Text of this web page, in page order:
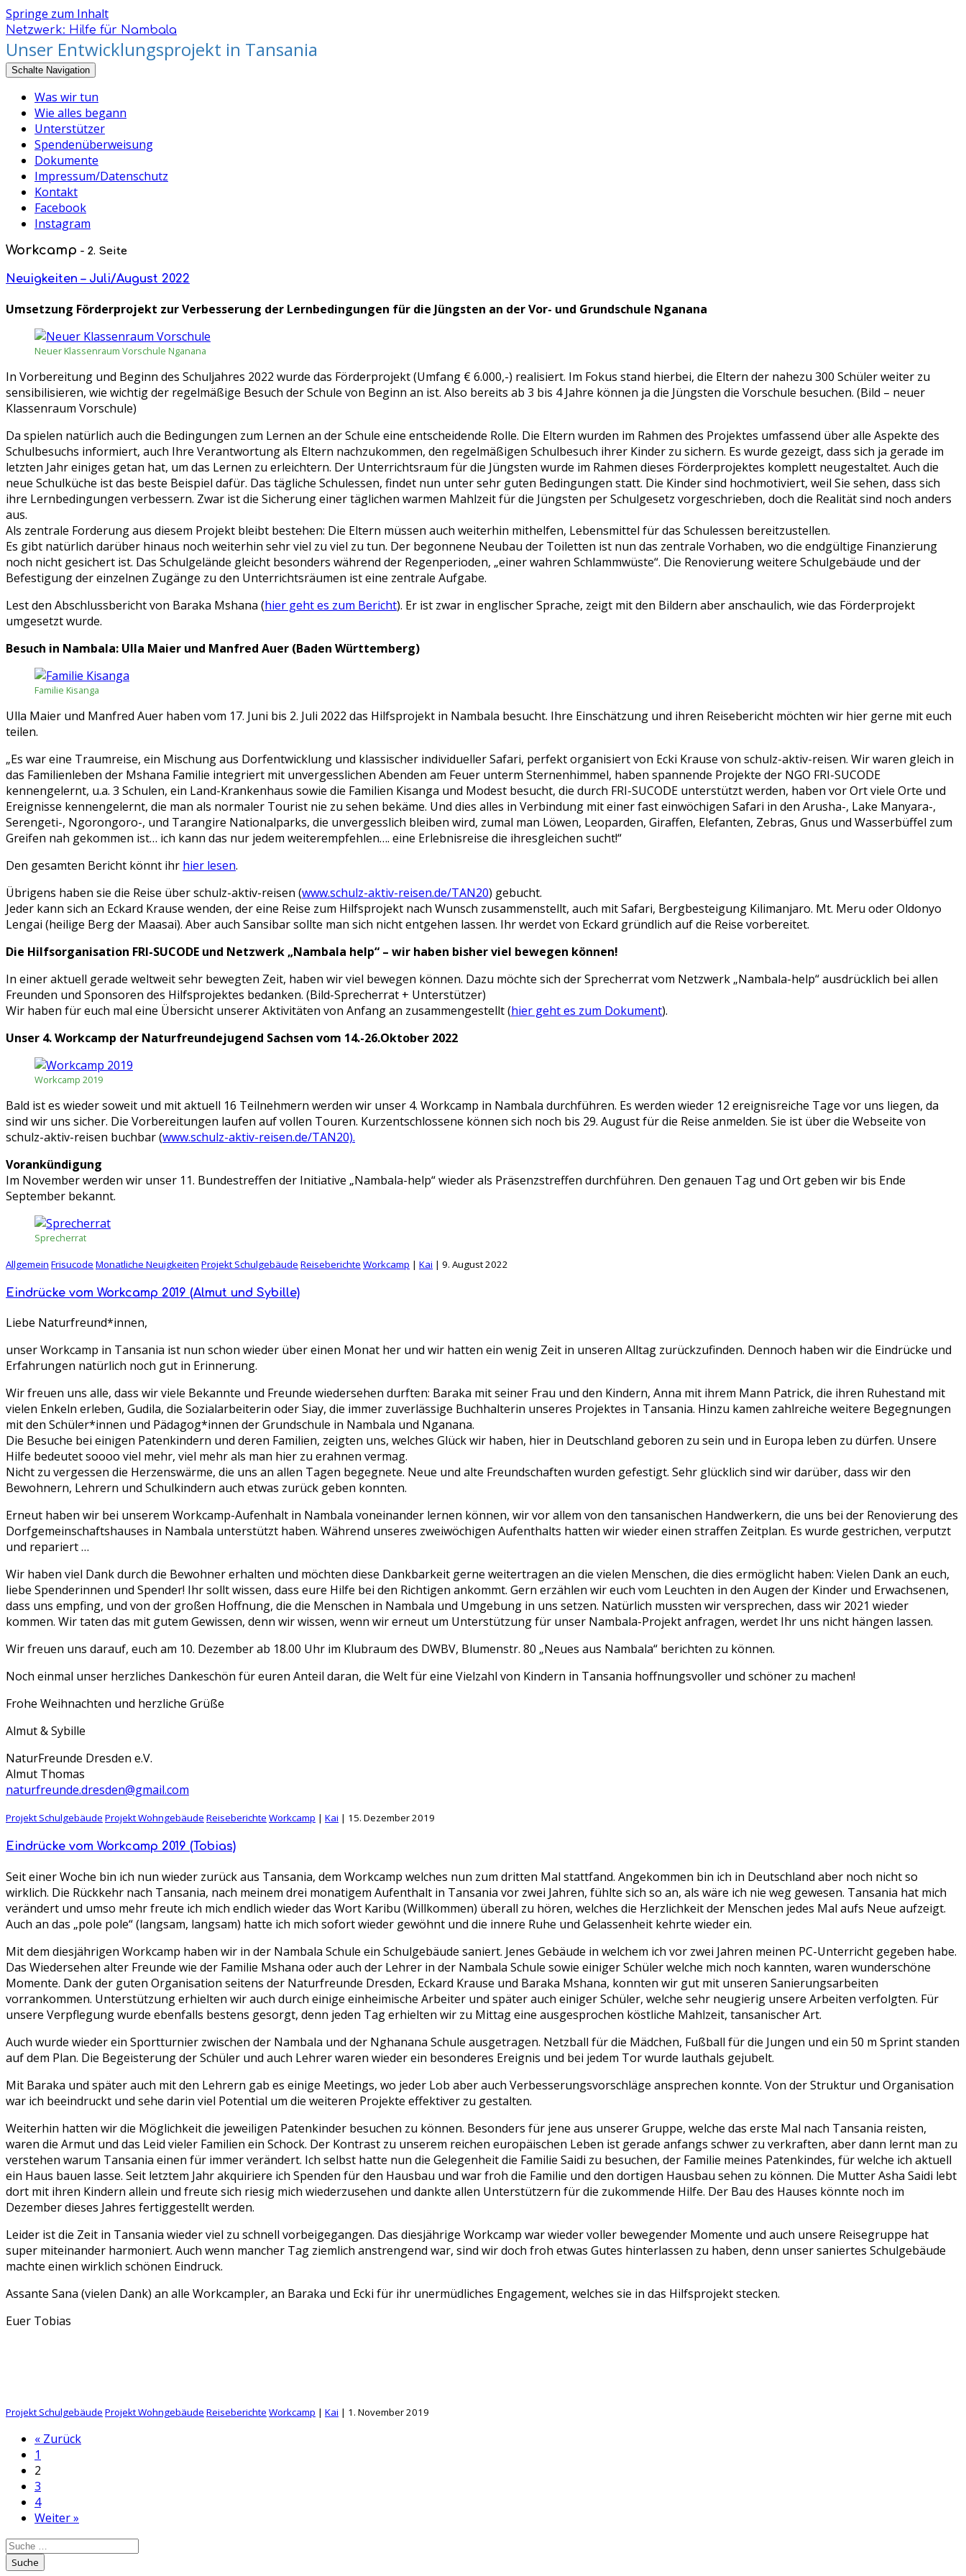
Springe zum Inhalt
Netzwerk: Hilfe für Nambala
Unser Entwicklungsprojekt in Tansania
Schalte Navigation
Was wir tun
Wie alles begann
Unterstützer
Spendenüberweisung
Dokumente
Impressum/Datenschutz
Kontakt
Facebook
Instagram
Workcamp - 2. Seite
Neuigkeiten – Juli/August 2022
Umsetzung Förderprojekt zur Verbesserung der Lernbedingungen für die Jüngsten an der Vor- und Grundschule Nganana
Neuer Klassenraum Vorschule Nganana
In Vorbereitung und Beginn des Schuljahres 2022 wurde das Förderprojekt (Umfang € 6.000,-) realisiert. Im Fokus stand hierbei, die Eltern der nahezu 300 Schüler weiter zu
sensibilisieren, wie wichtig der regelmäßige Besuch der Schule von Beginn an ist. Also bereits ab 3 bis 4 Jahre können ja die Jüngsten die Vorschule besuchen. (Bild – neuer
Klassenraum Vorschule)
Da spielen natürlich auch die Bedingungen zum Lernen an der Schule eine entscheidende Rolle. Die Eltern wurden im Rahmen des Projektes umfassend über alle Aspekte des
Schulbesuchs informiert, auch Ihre Verantwortung als Eltern nachzukommen, den regelmäßigen Schulbesuch ihrer Kinder zu sichern. Es wurde gezeigt, dass sich ja gerade im
letzten Jahr einiges getan hat, um das Lernen zu erleichtern. Der Unterrichtsraum für die Jüngsten wurde im Rahmen dieses Förderprojektes komplett neugestaltet. Auch die
neue Schulküche ist das beste Beispiel dafür. Das tägliche Schulessen, findet nun unter sehr guten Bedingungen statt. Die Kinder sind hochmotiviert, weil Sie sehen, dass sich
ihre Lernbedingungen verbessern. Zwar ist die Sicherung einer täglichen warmen Mahlzeit für die Jüngsten per Schulgesetz vorgeschrieben, doch die Realität sind noch anders
aus.
Als zentrale Forderung aus diesem Projekt bleibt bestehen: Die Eltern müssen auch weiterhin mithelfen, Lebensmittel für das Schulessen bereitzustellen.
Es gibt natürlich darüber hinaus noch weiterhin sehr viel zu viel zu tun. Der begonnene Neubau der Toiletten ist nun das zentrale Vorhaben, wo die endgültige Finanzierung
noch nicht gesichert ist. Das Schulgelände gleicht besonders während der Regenperioden, „einer wahren Schlammwüste“. Die Renovierung weitere Schulgebäude und der
Befestigung der einzelnen Zugänge zu den Unterrichtsräumen ist eine zentrale Aufgabe.
Lest den Abschlussbericht von Baraka Mshana (hier geht es zum Bericht). Er ist zwar in englischer Sprache, zeigt mit den Bildern aber anschaulich, wie das Förderprojekt
umgesetzt wurde.
Besuch in Nambala: Ulla Maier und Manfred Auer (Baden Württemberg)
Familie Kisanga
Ulla Maier und Manfred Auer haben vom 17. Juni bis 2. Juli 2022 das Hilfsprojekt in Nambala besucht. Ihre Einschätzung und ihren Reisebericht möchten wir hier gerne mit euch
teilen.
„Es war eine Traumreise, ein Mischung aus Dorfentwicklung und klassischer individueller Safari, perfekt organisiert von Ecki Krause von schulz-aktiv-reisen. Wir waren gleich in
das Familienleben der Mshana Familie integriert mit unvergesslichen Abenden am Feuer unterm Sternenhimmel, haben spannende Projekte der NGO FRI-SUCODE
kennengelernt, u.a. 3 Schulen, ein Land-Krankenhaus sowie die Familien Kisanga und Modest besucht, die durch FRI-SUCODE unterstützt werden, haben vor Ort viele Orte und
Ereignisse kennengelernt, die man als normaler Tourist nie zu sehen bekäme. Und dies alles in Verbindung mit einer fast einwöchigen Safari in den Arusha-, Lake Manyara-,
Serengeti-, Ngorongoro-, und Tarangire Nationalparks, die unvergesslich bleiben wird, zumal man Löwen, Leoparden, Giraffen, Elefanten, Zebras, Gnus und Wasserbüffel zum
Greifen nah gekommen ist… ich kann das nur jedem weiterempfehlen…. eine Erlebnisreise die ihresgleichen sucht!“
Den gesamten Bericht könnt ihr hier lesen.
Übrigens haben sie die Reise über schulz-aktiv-reisen (www.schulz-aktiv-reisen.de/TAN20) gebucht.
Jeder kann sich an Eckard Krause wenden, der eine Reise zum Hilfsprojekt nach Wunsch zusammenstellt, auch mit Safari, Bergbesteigung Kilimanjaro. Mt. Meru oder Oldonyo
Lengai (heilige Berg der Maasai). Aber auch Sansibar sollte man sich nicht entgehen lassen. Ihr werdet von Eckard gründlich auf die Reise vorbereitet.
Die Hilfsorganisation FRI-SUCODE und Netzwerk „Nambala help“ – wir haben bisher viel bewegen können!
In einer aktuell gerade weltweit sehr bewegten Zeit, haben wir viel bewegen können. Dazu möchte sich der Sprecherrat vom Netzwerk „Nambala-help“ ausdrücklich bei allen
Freunden und Sponsoren des Hilfsprojektes bedanken. (Bild-Sprecherrat + Unterstützer)
Wir haben für euch mal eine Übersicht unserer Aktivitäten von Anfang an zusammengestellt (hier geht es zum Dokument).
Unser 4. Workcamp der Naturfreundejugend Sachsen vom 14.-26.Oktober 2022
Workcamp 2019
Bald ist es wieder soweit und mit aktuell 16 Teilnehmern werden wir unser 4. Workcamp in Nambala durchführen. Es werden wieder 12 ereignisreiche Tage vor uns liegen, da
sind wir uns sicher. Die Vorbereitungen laufen auf vollen Touren. Kurzentschlossene können sich noch bis 29. August für die Reise anmelden. Sie ist über die Webseite von
schulz-aktiv-reisen buchbar (www.schulz-aktiv-reisen.de/TAN20).
Vorankündigung
Im November werden wir unser 11. Bundestreffen der Initiative „Nambala-help“ wieder als Präsenzstreffen durchführen. Den genauen Tag und Ort geben wir bis Ende
September bekannt.
Sprecherrat
Allgemein Frisucode Monatliche Neuigkeiten Projekt Schulgebäude Reiseberichte Workcamp | Kai | 9. August 2022
Eindrücke vom Workcamp 2019 (Almut und Sybille)
Liebe Naturfreund*innen,
unser Workcamp in Tansania ist nun schon wieder über einen Monat her und wir hatten ein wenig Zeit in unseren Alltag zurückzufinden. Dennoch haben wir die Eindrücke und
Erfahrungen natürlich noch gut in Erinnerung.
Wir freuen uns alle, dass wir viele Bekannte und Freunde wiedersehen durften: Baraka mit seiner Frau und den Kindern, Anna mit ihrem Mann Patrick, die ihren Ruhestand mit
vielen Enkeln erleben, Gudila, die Sozialarbeiterin oder Siay, die immer zuverlässige Buchhalterin unseres Projektes in Tansania. Hinzu kamen zahlreiche weitere Begegnungen
mit den Schüler*innen und Pädagog*innen der Grundschule in Nambala und Nganana.
Die Besuche bei einigen Patenkindern und deren Familien, zeigten uns, welches Glück wir haben, hier in Deutschland geboren zu sein und in Europa leben zu dürfen. Unsere
Hilfe bedeutet soooo viel mehr, viel mehr als man hier zu erahnen vermag.
Nicht zu vergessen die Herzenswärme, die uns an allen Tagen begegnete. Neue und alte Freundschaften wurden gefestigt. Sehr glücklich sind wir darüber, dass wir den
Bewohnern, Lehrern und Schulkindern auch etwas zurück geben konnten.
Erneut haben wir bei unserem Workcamp-Aufenhalt in Nambala voneinander lernen können, wir vor allem von den tansanischen Handwerkern, die uns bei der Renovierung des
Dorfgemeinschaftshauses in Nambala unterstützt haben. Während unseres zweiwöchigen Aufenthalts hatten wir wieder einen straffen Zeitplan. Es wurde gestrichen, verputzt
und repariert …
Wir haben viel Dank durch die Bewohner erhalten und möchten diese Dankbarkeit gerne weitertragen an die vielen Menschen, die dies ermöglicht haben: Vielen Dank an euch,
liebe Spenderinnen und Spender! Ihr sollt wissen, dass eure Hilfe bei den Richtigen ankommt. Gern erzählen wir euch vom Leuchten in den Augen der Kinder und Erwachsenen,
dass uns empfing, und von der großen Hoffnung, die die Menschen in Nambala und Umgebung in uns setzen. Natürlich mussten wir versprechen, dass wir 2021 wieder
kommen. Wir taten das mit gutem Gewissen, denn wir wissen, wenn wir erneut um Unterstützung für unser Nambala-Projekt anfragen, werdet Ihr uns nicht hängen lassen.
Wir freuen uns darauf, euch am 10. Dezember ab 18.00 Uhr im Klubraum des DWBV, Blumenstr. 80 „Neues aus Nambala“ berichten zu können.
Noch einmal unser herzliches Dankeschön für euren Anteil daran, die Welt für eine Vielzahl von Kindern in Tansania hoffnungsvoller und schöner zu machen!
Frohe Weihnachten und herzliche Grüße
Almut & Sybille
NaturFreunde Dresden e.V.
Almut Thomas
naturfreunde.dresden@gmail.com
Projekt Schulgebäude Projekt Wohngebäude Reiseberichte Workcamp | Kai | 15. Dezember 2019
Eindrücke vom Workcamp 2019 (Tobias)
Seit einer Woche bin ich nun wieder zurück aus Tansania, dem Workcamp welches nun zum dritten Mal stattfand. Angekommen bin ich in Deutschland aber noch nicht so
wirklich. Die Rückkehr nach Tansania, nach meinem drei monatigem Aufenthalt in Tansania vor zwei Jahren, fühlte sich so an, als wäre ich nie weg gewesen. Tansania hat mich
verändert und umso mehr freute ich mich endlich wieder das Wort Karibu (Willkommen) überall zu hören, welches die Herzlichkeit der Menschen jedes Mal aufs Neue aufzeigt.
Auch an das „pole pole“ (langsam, langsam) hatte ich mich sofort wieder gewöhnt und die innere Ruhe und Gelassenheit kehrte wieder ein.
Mit dem diesjährigen Workcamp haben wir in der Nambala Schule ein Schulgebäude saniert. Jenes Gebäude in welchem ich vor zwei Jahren meinen PC-Unterricht gegeben habe.
Das Wiedersehen alter Freunde wie der Familie Mshana oder auch der Lehrer in der Nambala Schule sowie einiger Schüler welche mich noch kannten, waren wunderschöne
Momente. Dank der guten Organisation seitens der Naturfreunde Dresden, Eckard Krause und Baraka Mshana, konnten wir gut mit unseren Sanierungsarbeiten
vorrankommen. Unterstützung erhielten wir auch durch einige einheimische Arbeiter und später auch einiger Schüler, welche sehr neugierig unsere Arbeiten verfolgten. Für
unsere Verpflegung wurde ebenfalls bestens gesorgt, denn jeden Tag erhielten wir zu Mittag eine ausgesprochen köstliche Mahlzeit, tansanischer Art.
Auch wurde wieder ein Sportturnier zwischen der Nambala und der Nghanana Schule ausgetragen. Netzball für die Mädchen, Fußball für die Jungen und ein 50 m Sprint standen
auf dem Plan. Die Begeisterung der Schüler und auch Lehrer waren wieder ein besonderes Ereignis und bei jedem Tor wurde lauthals gejubelt.
Mit Baraka und später auch mit den Lehrern gab es einige Meetings, wo jeder Lob aber auch Verbesserungsvorschläge ansprechen konnte. Von der Struktur und Organisation
war ich beeindruckt und sehe darin viel Potential um die weiteren Projekte effektiver zu gestalten.
Weiterhin hatten wir die Möglichkeit die jeweiligen Patenkinder besuchen zu können. Besonders für jene aus unserer Gruppe, welche das erste Mal nach Tansania reisten,
waren die Armut und das Leid vieler Familien ein Schock. Der Kontrast zu unserem reichen europäischen Leben ist gerade anfangs schwer zu verkraften, aber dann lernt man zu
verstehen warum Tansania einen für immer verändert. Ich selbst hatte nun die Gelegenheit die Familie Saidi zu besuchen, der Familie meines Patenkindes, für welche ich aktuell
ein Haus bauen lasse. Seit letztem Jahr akquiriere ich Spenden für den Hausbau und war froh die Familie und den dortigen Hausbau sehen zu können. Die Mutter Asha Saidi lebt
dort mit ihren Kindern allein und freute sich riesig mich wiederzusehen und dankte allen Unterstützern für die zukommende Hilfe. Der Bau des Hauses könnte noch im
Dezember dieses Jahres fertiggestellt werden.
Leider ist die Zeit in Tansania wieder viel zu schnell vorbeigegangen. Das diesjährige Workcamp war wieder voller bewegender Momente und auch unsere Reisegruppe hat
super miteinander harmoniert. Auch wenn mancher Tag ziemlich anstrengend war, sind wir doch froh etwas Gutes hinterlassen zu haben, denn unser saniertes Schulgebäude
machte einen wirklich schönen Eindruck.
Assante Sana (vielen Dank) an alle Workcampler, an Baraka und Ecki für ihr unermüdliches Engagement, welches sie in das Hilfsprojekt stecken.
Euer Tobias
Projekt Schulgebäude Projekt Wohngebäude Reiseberichte Workcamp | Kai | 1. November 2019
« Zurück
1
2
3
4
Weiter »
Suche
nach:
Suche